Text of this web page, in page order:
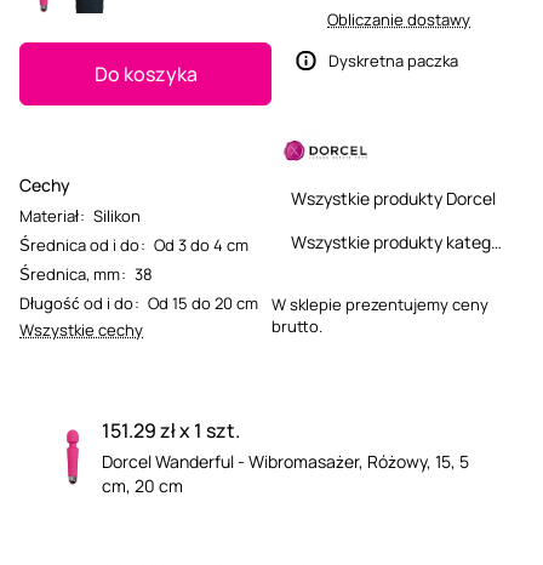
Do koszyka
Cechy
Materiał: Silikon
Średnica od i do: Od 3 do 4 cm
Średnica, mm: 38
Długość od i do: Od 15 do 20 cm
Wszystkie cechy
Obliczanie dostawy
Dyskretna paczka
Wszystkie produkty Dorcel
Wszystkie produkty kategorii
W sklepie prezentujemy ceny
brutto.
151.29 zł x 1 szt.
Dorcel Wanderful - Wibromasażer, Różowy, 15, 5
cm, 20 cm